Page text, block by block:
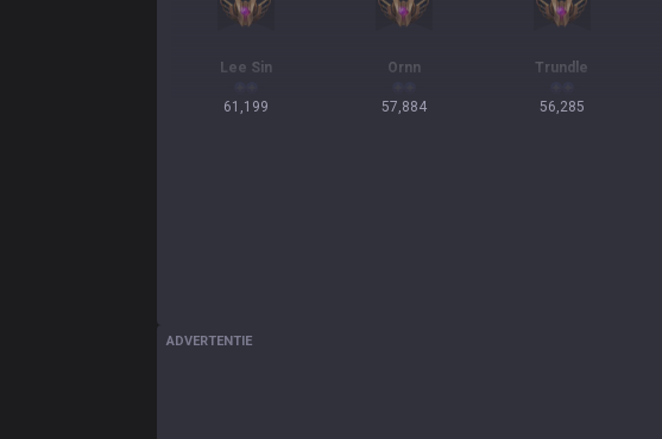
Lee Sin
61,199
Ornn
57,884
Trundle
56,285
ADVERTENTIE